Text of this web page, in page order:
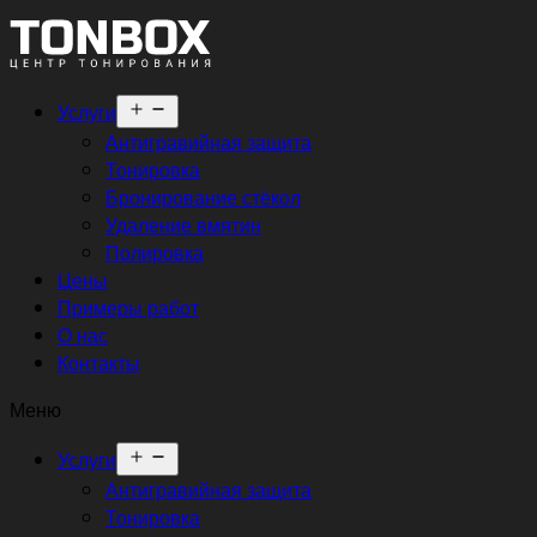
Услуги
меню
Антигравийная защита
Тонировка
Бронирование стёкол
Удаление вмятин
Полировка
Цены
Примеры работ
О нас
Контакты
Меню
Услуги
меню
Антигравийная защита
Тонировка